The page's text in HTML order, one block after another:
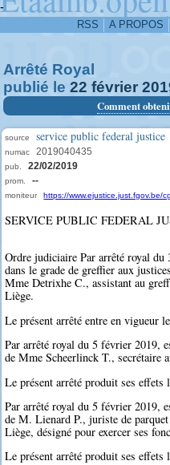
-
RSS A PROPOS
Arrêté Royal
publié le 22 février
Comment
source service public federal justice
numac 2019040435
pub. 22/02/2019
prom. --
moniteur https://www.ejustice.just.fgov.be/
SERVICE PUBLIC FEDERAL
Ordre judiciaire Par arrêté royal
dans le grade de greffier aux
Mme Detrixhe C., assistant au
Liège.
Le présent arrêté entre en vigueur
Par arrêté royal du 5 février 2019,
de Mme Scheerlinck T., secrétaire
Le présent arrêté produit ses effets
Par arrêté royal du 5 février 2019,
de M. Lienard P., juriste de
Liège, désigné pour exercer ses
Le présent arrêté produit ses effets